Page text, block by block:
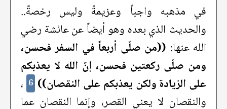
في مذهبه واجباً وعزيمةً وليس رخصةً..
والحديث الذي بعده وهو أيضاً عن عائشة رضي
الله عنها: ((من صلّى أربعاً في السفر فحسن،
ومن صلّى ركعتين فحسن، إنّ الله لا يعذبكم
على الزيادة ولكن يعذبكم على النقصان)) 6 ،
والنقصان لا يعني القصر، وإنما النقصان عما